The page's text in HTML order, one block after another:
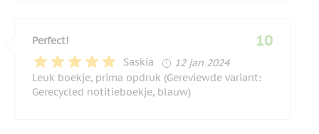
Perfect!
Saskia
12 januari 2024
12 jan 2024
10
Leuk boekje, prima opdruk (Gereviewde variant:
Gerecycled notitieboekje, blauw)